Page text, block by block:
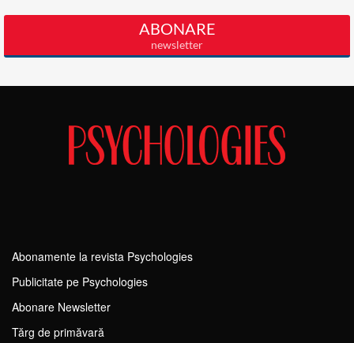
Abonamente la revista Psychologies
Publicitate pe Psychologies
Abonare Newsletter
Tărg de primăvară